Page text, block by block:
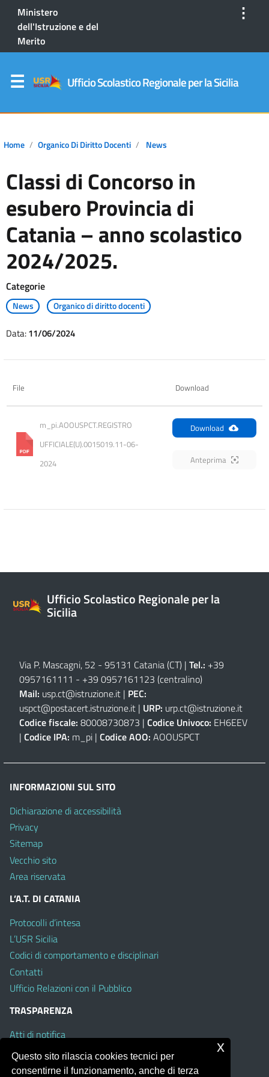
Ministero
dell'Istruzione e del
Merito
⋮
Ufficio Scolastico Regionale per la Sicilia
Home Organico Di Diritto Docenti News
Classi di Concorso in
esubero Provincia di
Catania – anno scolastico
2024/2025.
Categorie
News Organico di diritto docenti
Data:11/06/2024
File Download
m_pi.AOOUSPCT.REGISTRO
UFFICIALE(U).0015019.11-06-
2024
Download
Anteprima
Ufficio Scolastico Regionale per la
Sicilia
Via P. Mascagni, 52 - 95131 Catania (CT) | Tel.: +39
0957161111 - +39 0957161123 (centralino)
Mail: usp.ct@istruzione.it | PEC:
uspct@postacert.istruzione.it | URP: urp.ct@istruzione.it
Codice fiscale: 80008730873 | Codice Univoco: EH6EEV
| Codice IPA: m_pi | Codice AOO: AOOUSPCT
INFORMAZIONI SUL SITO
Dichiarazione di accessibilità
Privacy
Sitemap
Vecchio sito
Area riservata
L’A.T. DI CATANIA
Protocolli d’intesa
L’USR Sicilia
Codici di comportamento e disciplinari
Contatti
Ufficio Relazioni con il Pubblico
TRASPARENZA
Atti di notifica
Albo on line
Amministrazione Trasparente
Questo sito rilascia cookies tecnici per
consentirne il funzionamento, anche di terza
x